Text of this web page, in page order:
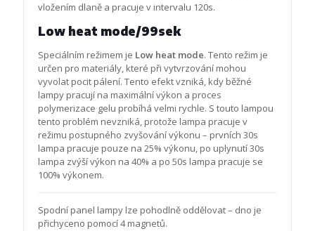
vložením dlaně a pracuje v intervalu 120s.
Low heat mode/99sek
Speciálním režimem je Low heat mode. Tento režim je
určen pro materiály, které při vytvrzování mohou
vyvolat pocit pálení. Tento efekt vzniká, kdy běžné
lampy pracují na maximální výkon a proces
polymerizace gelu probíhá velmi rychle. S touto lampou
tento problém nevzniká, protože lampa pracuje v
režimu postupného zvyšování výkonu – prvních 30s
lampa pracuje pouze na 25% výkonu, po uplynutí 30s
lampa zvýší výkon na 40% a po 50s lampa pracuje se
100% výkonem.
Spodní panel lampy lze pohodlně oddělovat – dno je
přichyceno pomocí 4 magnetů.